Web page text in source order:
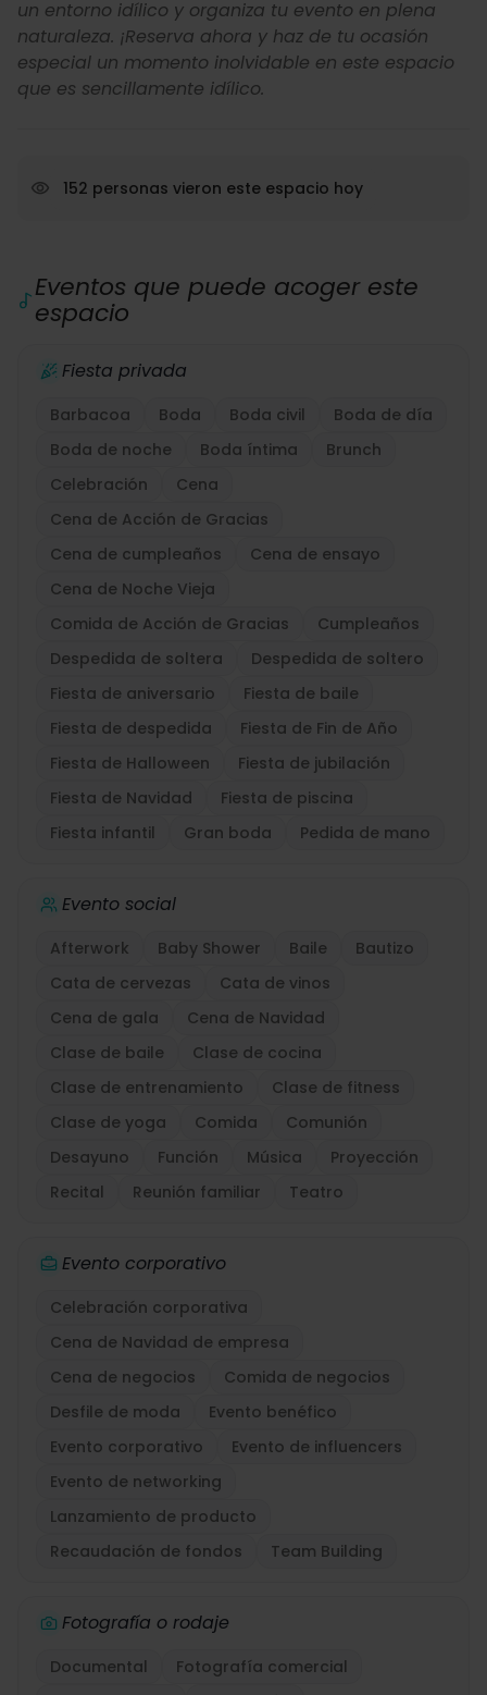
un entorno idílico y organiza tu evento en plena
naturaleza. ¡Reserva ahora y haz de tu ocasión
especial un momento inolvidable en este espacio
que es sencillamente idílico.
152 personas vieron este espacio hoy
Eventos que puede acoger este
espacio
Fiesta privada
Barbacoa Boda Boda civil
Boda de día
Boda de noche
Boda íntima
Brunch
Celebración
Cena
Cena de Acción de Gracias
Cena de cumpleaños
Cena de ensayo
Cena de Noche Vieja
Comida de Acción de Gracias
Cumpleaños
Despedida de soltera
Despedida de soltero
Fiesta de aniversario
Fiesta de baile
Fiesta de despedida
Fiesta de Fin de Año
Fiesta de Halloween
Fiesta de jubilación
Fiesta de Navidad
Fiesta de piscina
Fiesta infantil
Gran boda Pedida de mano
Evento social
Afterwork Baby Shower Baile
Bautizo
Cata de cervezas
Cata de vinos
Cena de gala
Cena de Navidad
Clase de baile
Clase de cocina
Clase de entrenamiento
Clase de fitness
Clase de yoga
Comida
Comunión
Desayuno
Función Música
Proyección
Recital
Reunión familiar Teatro
Evento corporativo
Celebración corporativa
Cena de Navidad de empresa
Cena de negocios
Comida de negocios
Desfile de moda
Evento benéfico
Evento corporativo
Evento de influencers
Evento de networking
Lanzamiento de producto
Recaudación de fondos
Team Building
Fotografía o rodaje
Documental
Fotografía comercial